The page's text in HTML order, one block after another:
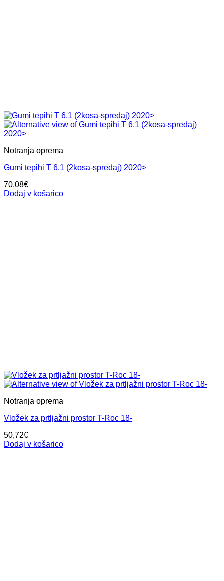
Notranja oprema
Gumi tepihi T 6.1 (2kosa-spredaj) 2020>
70,08€
Dodaj v košarico
Notranja oprema
Vložek za prtljažni prostor T-Roc 18-
50,72€
Dodaj v košarico